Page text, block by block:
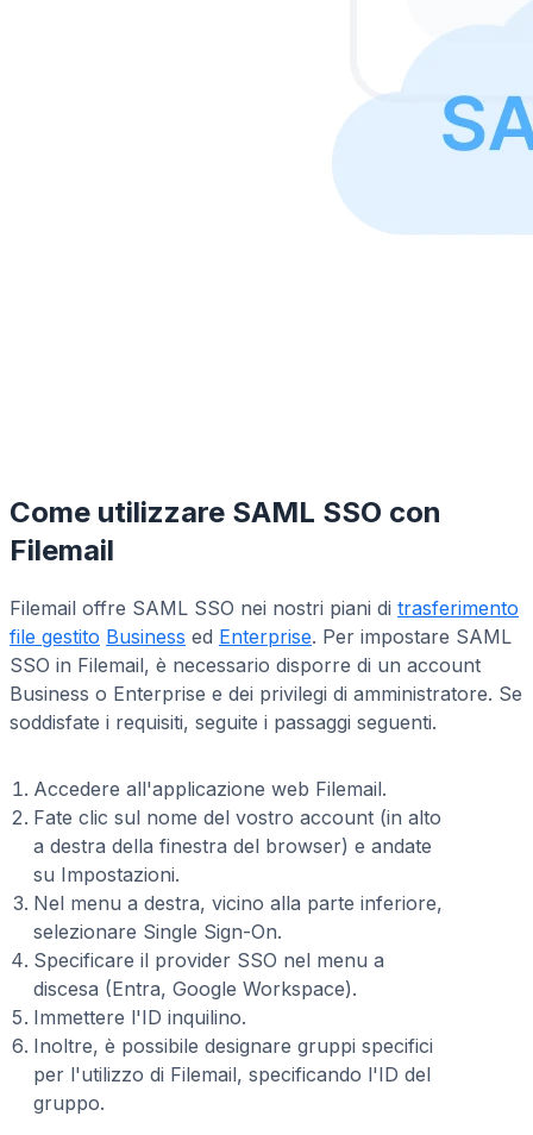
Come utilizzare SAML SSO con
Filemail
Filemail offre SAML SSO nei nostri piani di trasferimento
file gestito Business ed Enterprise. Per impostare SAML
SSO in Filemail, è necessario disporre di un account
Business o Enterprise e dei privilegi di amministratore. Se
soddisfate i requisiti, seguite i passaggi seguenti.
Accedere all'applicazione web Filemail.
Fate clic sul nome del vostro account (in alto
a destra della finestra del browser) e andate
su Impostazioni.
Nel menu a destra, vicino alla parte inferiore,
selezionare Single Sign-On.
Specificare il provider SSO nel menu a
discesa (Entra, Google Workspace).
Immettere l'ID inquilino.
Inoltre, è possibile designare gruppi specifici
per l'utilizzo di Filemail, specificando l'ID del
gruppo.